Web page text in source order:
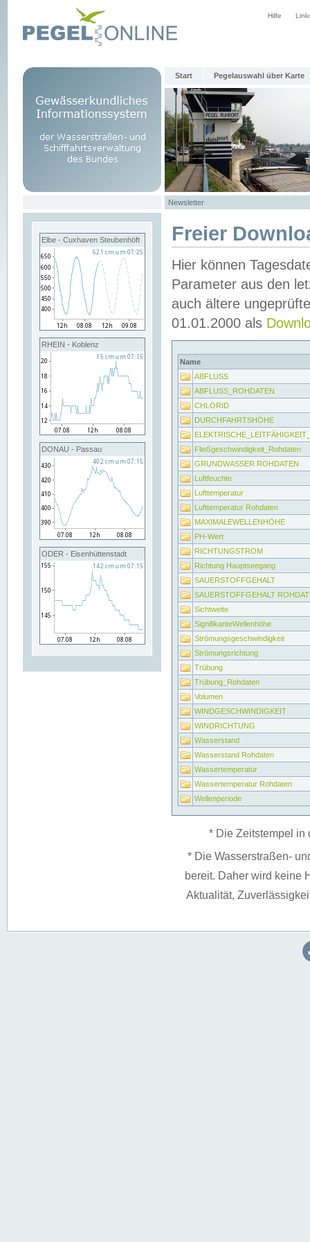
Hilfe
Start Pegelauswahl über Karte
Newsletter
Elbe - Cuxhaven Steubenhöft
RHEIN - Koblenz
DONAU - Passau
ODER - Eisenhüttenstadt
Freier
Hier können
Parameter aus den
auch ältere
01.01.2000 als
Name
ABFLUSS
ABFLUSS_ROHDATEN
CHLORID
DURCHFAHRTSHÖHE
Fließgeschwindigkeit_Rohdaten
GRUNDWASSER ROHDATEN
Luftfeuchte
Lufttemperatur
Lufttemperatur Rohdaten
MAXIMALEWELLENHÖHE
PH-Wert
RICHTUNGSTROM
Richtung Hauptseegang
SAUERSTOFFGEHALT
SAUERSTOFFGEHALT
Sichtweite
SignifikanteWellenhöhe
Strömungsgeschwindigkeit
Strömungsrichtung
Trübung
Trübung_Rohdaten
Volumen
WINDGESCHWINDIGKEIT
WINDRICHTUNG
Wasserstand
Wasserstand Rohdaten
Wassertemperatur
Wassertemperatur Rohdaten
Wellenperiode
* Die Zeitstempel in
* Die Wasserstraßen-
bereit. Daher wird keine
Aktualität,